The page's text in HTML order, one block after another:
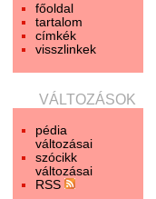
főoldal
tartalom
címkék
visszlinkek
VÁLTOZÁSOK
pédia
változásai
szócikk
változásai
RSS